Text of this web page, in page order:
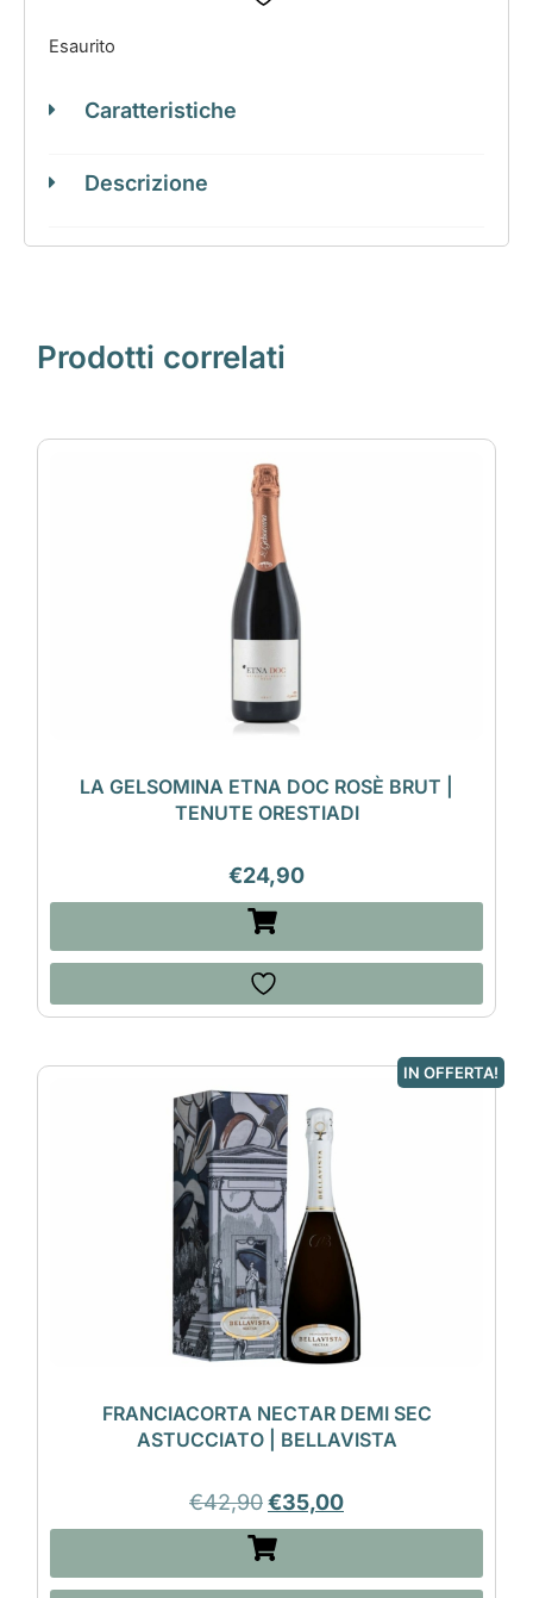
Esaurito
Caratteristiche
Descrizione
Prodotti correlati
LA GELSOMINA ETNA DOC ROSÈ BRUT |
TENUTE ORESTIADI
€24,90
IN OFFERTA!
FRANCIACORTA NECTAR DEMI SEC
ASTUCCIATO | BELLAVISTA
€42,90€35,00